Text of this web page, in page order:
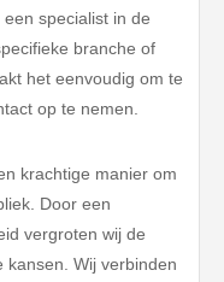
specialist in de
branche of
het eenvoudig om te
op te nemen.
krachtige manier om
Door een
vergroten wij de
kansen. Wij verbinden